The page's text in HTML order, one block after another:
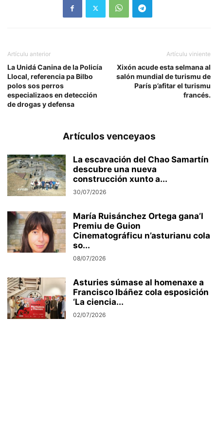
Artículu anterior
La Unidá Canina de la Policía
Llocal, referencia pa Bilbo
polos sos perros
especializaos en detección
de drogas y defensa
Artículu viniente
Xixón acude esta selmana al
salón mundial de turismu de
París p’afitar el turismu
francés.
Artículos venceyaos
La escavación del Chao Samartín
descubre una nueva
construcción xunto a...
30/07/2026
María Ruisánchez Ortega gana’l
Premiu de Guion
Cinematográficu n’asturianu cola
so...
08/07/2026
Asturies súmase al homenaxe a
Francisco Ibáñez cola esposición
‘La ciencia...
02/07/2026